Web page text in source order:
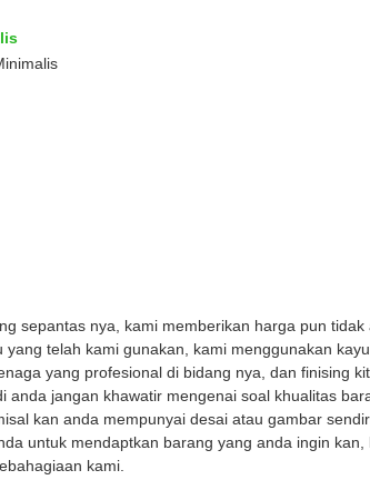
sepantas nya, kami memberikan harga pun tidak
telah kami gunakan, kami menggunakan
yang profesional di bidang nya, dan finising
jangan khawatir mengenai soal khualitas
kan anda mempunyai desai atau gambar
untuk mendaptkan barang yang anda ingin kan,
kami.